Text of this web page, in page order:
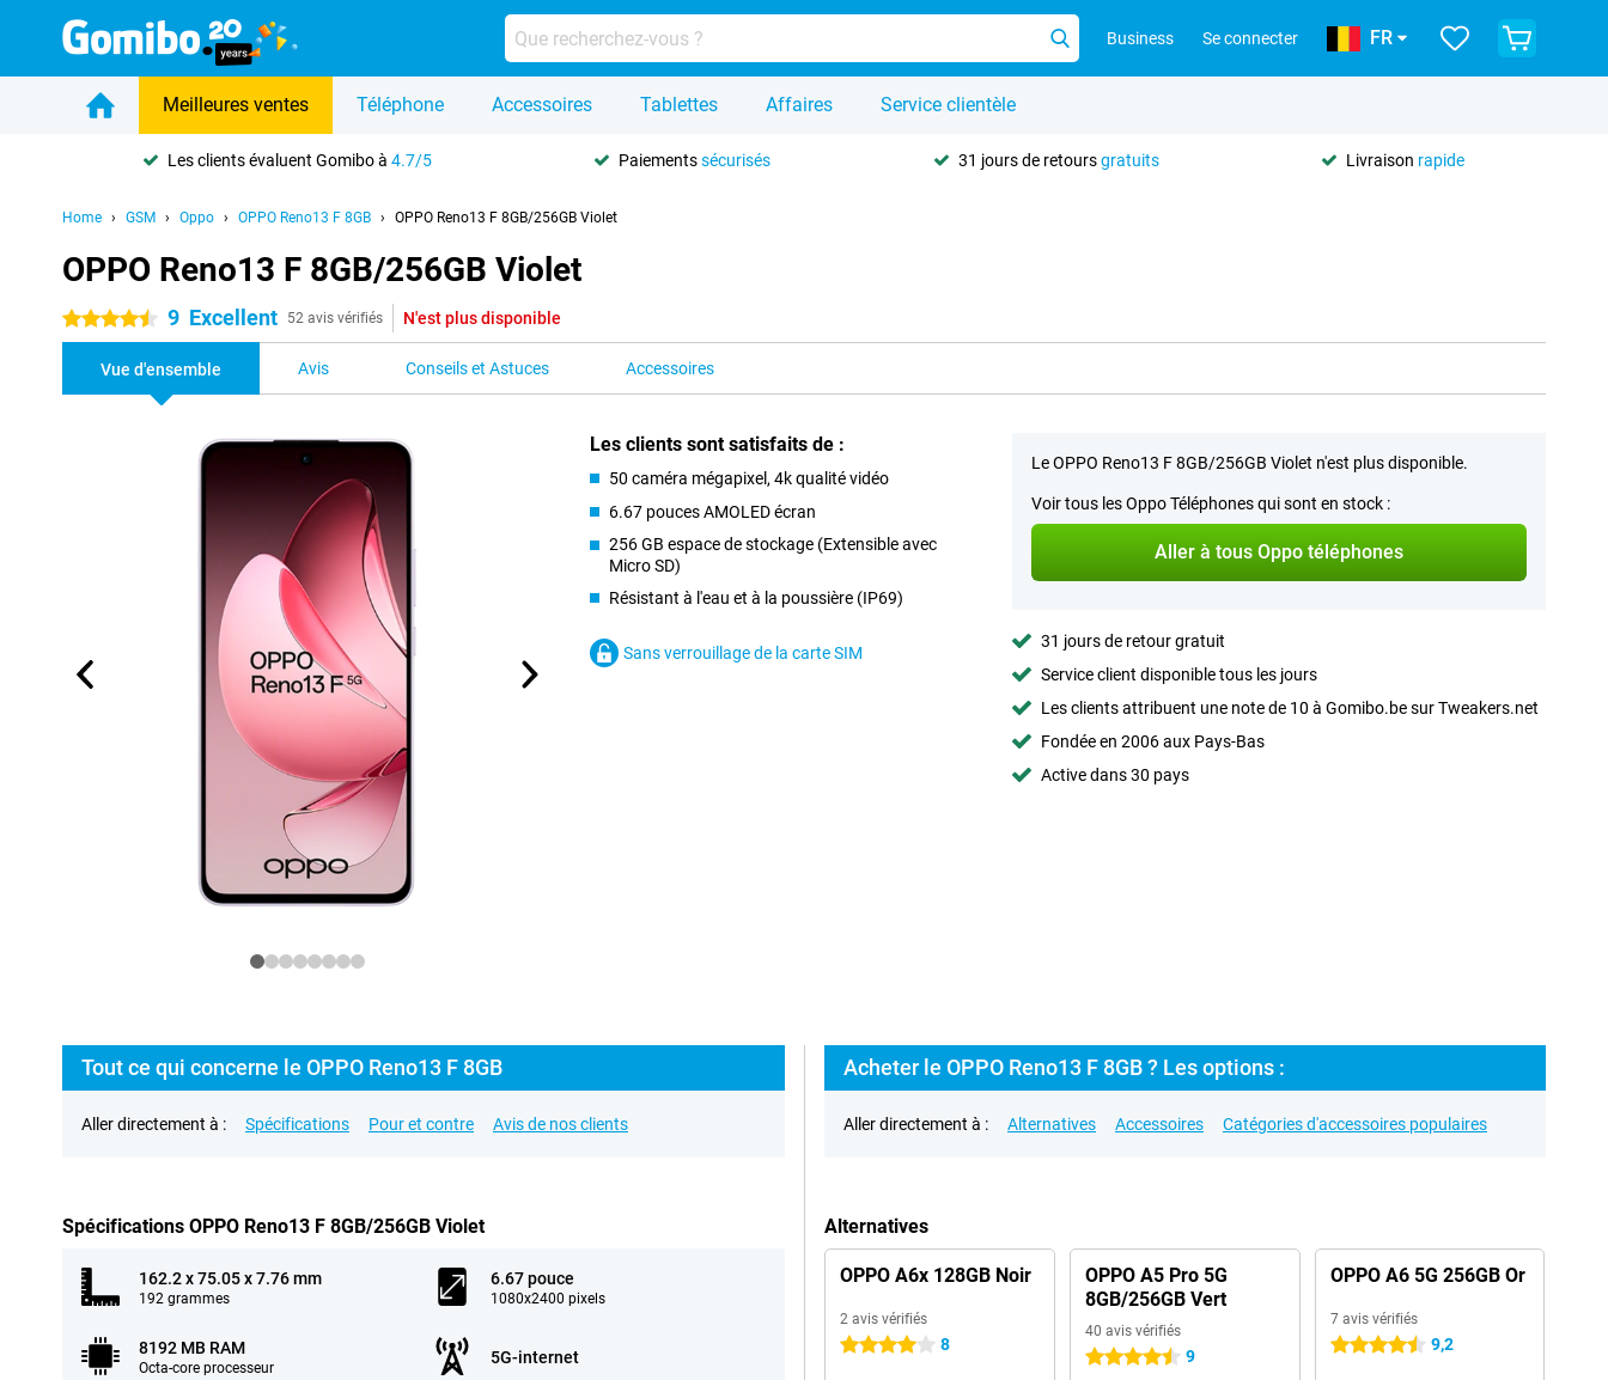
Business Se connecter FR
Meilleures ventes Téléphone Accessoires Tablettes Affaires Service clientèle
Les clients évaluent Gomibo à4.7/5 Paiementssécurisés 31 jours de retoursgratuits Livraison rapide
Home GSM Oppo OPPO Reno13 F 8GB OPPO Reno13 F 8GB/256GB Violet
OPPO Reno13 F 8GB/256GB Violet
4.5 étoiles 9 Excellent 52 avis vérifiés N'est plus disponible
Vue d'ensemble Avis Conseils et Astuces Accessoires
Les clients sont satisfaits de :
50 caméra mégapixel, 4k qualité vidéo
6.67 pouces AMOLED écran
256 GB espace de stockage (Extensible avec
Micro SD)
Résistant à l'eau et à la poussière (IP69)
Sans verrouillage de la carte SIM
Le OPPO Reno13 F 8GB/256GB Violet n'est plus disponible.
Voir tous les Oppo Téléphones qui sont en stock :
Aller à tous Oppo téléphones
31 jours de retour gratuit
Service client disponible tous les jours
Les clients attribuent une note de 10 à Gomibo.be sur Tweakers.net
Fondée en 2006 aux Pays-Bas
Active dans 30 pays
Tout ce qui concerne le OPPO Reno13 F 8GB
Aller directement à : Spécifications Pour et contre Avis de nos clients
Spécifications OPPO Reno13 F 8GB/256GB Violet
162.2 x 75.05 x 7.76 mm
192 grammes
6.67 pouce
1080x2400 pixels
8192 MB RAM
Octa-core processeur
5G-internet
Acheter le OPPO Reno13 F 8GB ? Les options :
Aller directement à : Alternatives Accessoires Catégories d'accessoires populaires
Alternatives
OPPO A6x 128GB Noir
2 avis vérifiés
4 étoiles 8
OPPO A5 Pro 5G
8GB/256GB Vert
40 avis vérifiés
4.5 étoiles 9
OPPO A6 5G 256GB Or
7 avis vérifiés
4.5 étoiles 9,2